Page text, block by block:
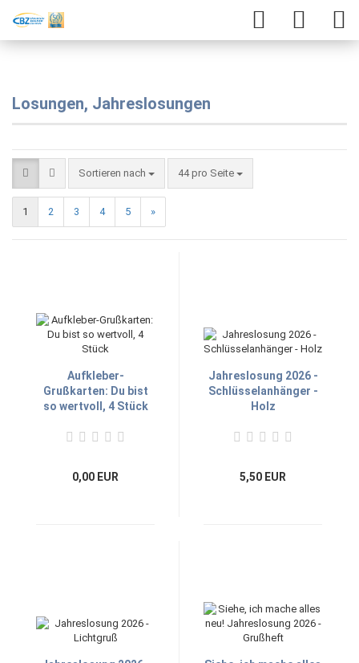
Losungen, Jahreslosungen
Sortieren nach 44 pro Seite
1 2 3 4 5 »
Aufkleber-
Grußkarten: Du bist
so wertvoll, 4 Stück
0,00 EUR
Jahreslosung 2026 -
Schlüsselanhänger -
Holz
5,50 EUR